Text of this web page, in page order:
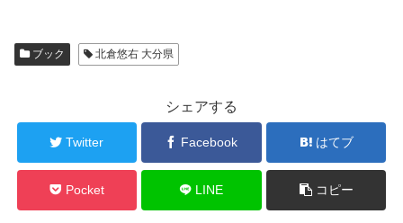
ブック 北倉悠右 大分県
シェアする
Twitter Facebook はてブ
Pocket LINE コピー